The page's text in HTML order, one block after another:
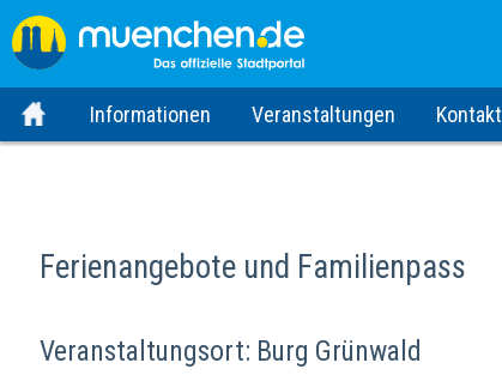
Informationen Veranstaltungen Kontakt
Ferienangebote und Familienpass
Veranstaltungsort: Burg Grünwald